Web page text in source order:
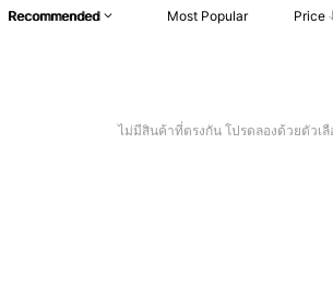
Recommended Most Popular Price
ไม่มีสินค้าที่ตรงกัน โปรดลองด้วยตัวเลื